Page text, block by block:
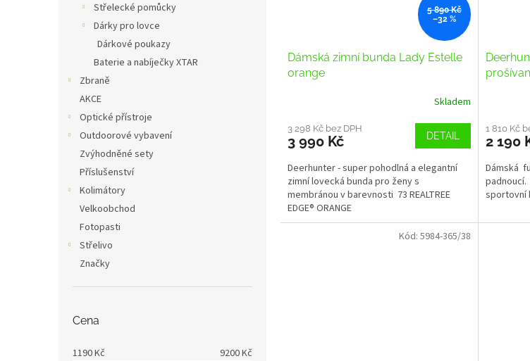
Střelecké pomůcky
Dárky pro lovce
Dárkové poukazy
Baterie a nabíječky XTAR
Zbraně
AKCE
Optické přístroje
Outdoorové vybavení
Zvýhodněné sety
Příslušenství
Kolimátory
Velkoobchod
Fotopasti
Střelivo
Značky
Cena
1190Kč 9200Kč
5 890 Kč
–32 %
Dámská zimní bunda Lady Estelle
orange
Skladem
3 298 Kč bez DPH
3 990 Kč DETAIL
Deerhunter - super pohodlná a elegantní
zimní lovecká bunda pro ženy s
membránou v barevnosti 73 REALTREE
EDGE® ORANGE
1 810 Kč
2 190
Dámská
sportovní
Kód: 5984-365/38